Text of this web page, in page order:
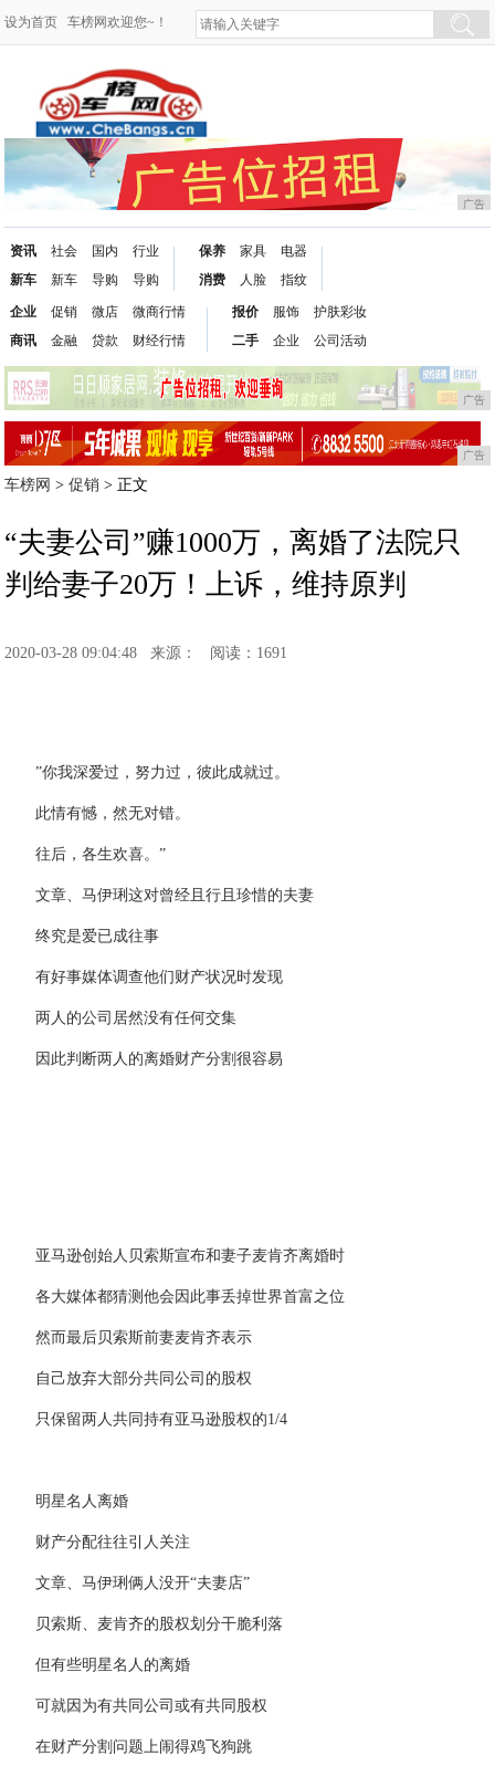
设为首页 车榜网欢迎您~！
广告
资讯
新车
社会
新车
国内
导购
行业
导购
保养
消费
家具
人脸
电器
指纹
企业
商讯
促销
金融
微店
贷款
微商行情
财经行情
报价
二手
服饰
企业
护肤彩妆
公司活动
广告
广告
车榜网 >促销 > 正文
“夫妻公司”赚1000万，离婚了法院只
判给妻子20万！上诉，维持原判
2020-03-28 09:04:48 来源： 阅读：1691
”你我深爱过，努力过，彼此成就过。
此情有憾，然无对错。
往后，各生欢喜。”
文章、马伊琍这对曾经且行且珍惜的夫妻
终究是爱已成往事
有好事媒体调查他们财产状况时发现
两人的公司居然没有任何交集
因此判断两人的离婚财产分割很容易
亚马逊创始人贝索斯宣布和妻子麦肯齐离婚时
各大媒体都猜测他会因此事丢掉世界首富之位
然而最后贝索斯前妻麦肯齐表示
自己放弃大部分共同公司的股权
只保留两人共同持有亚马逊股权的1/4
明星名人离婚
财产分配往往引人关注
文章、马伊琍俩人没开“夫妻店”
贝索斯、麦肯齐的股权划分干脆利落
但有些明星名人的离婚
可就因为有共同公司或有共同股权
在财产分割问题上闹得鸡飞狗跳